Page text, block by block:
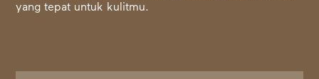
yang tepat untuk kulitmu.